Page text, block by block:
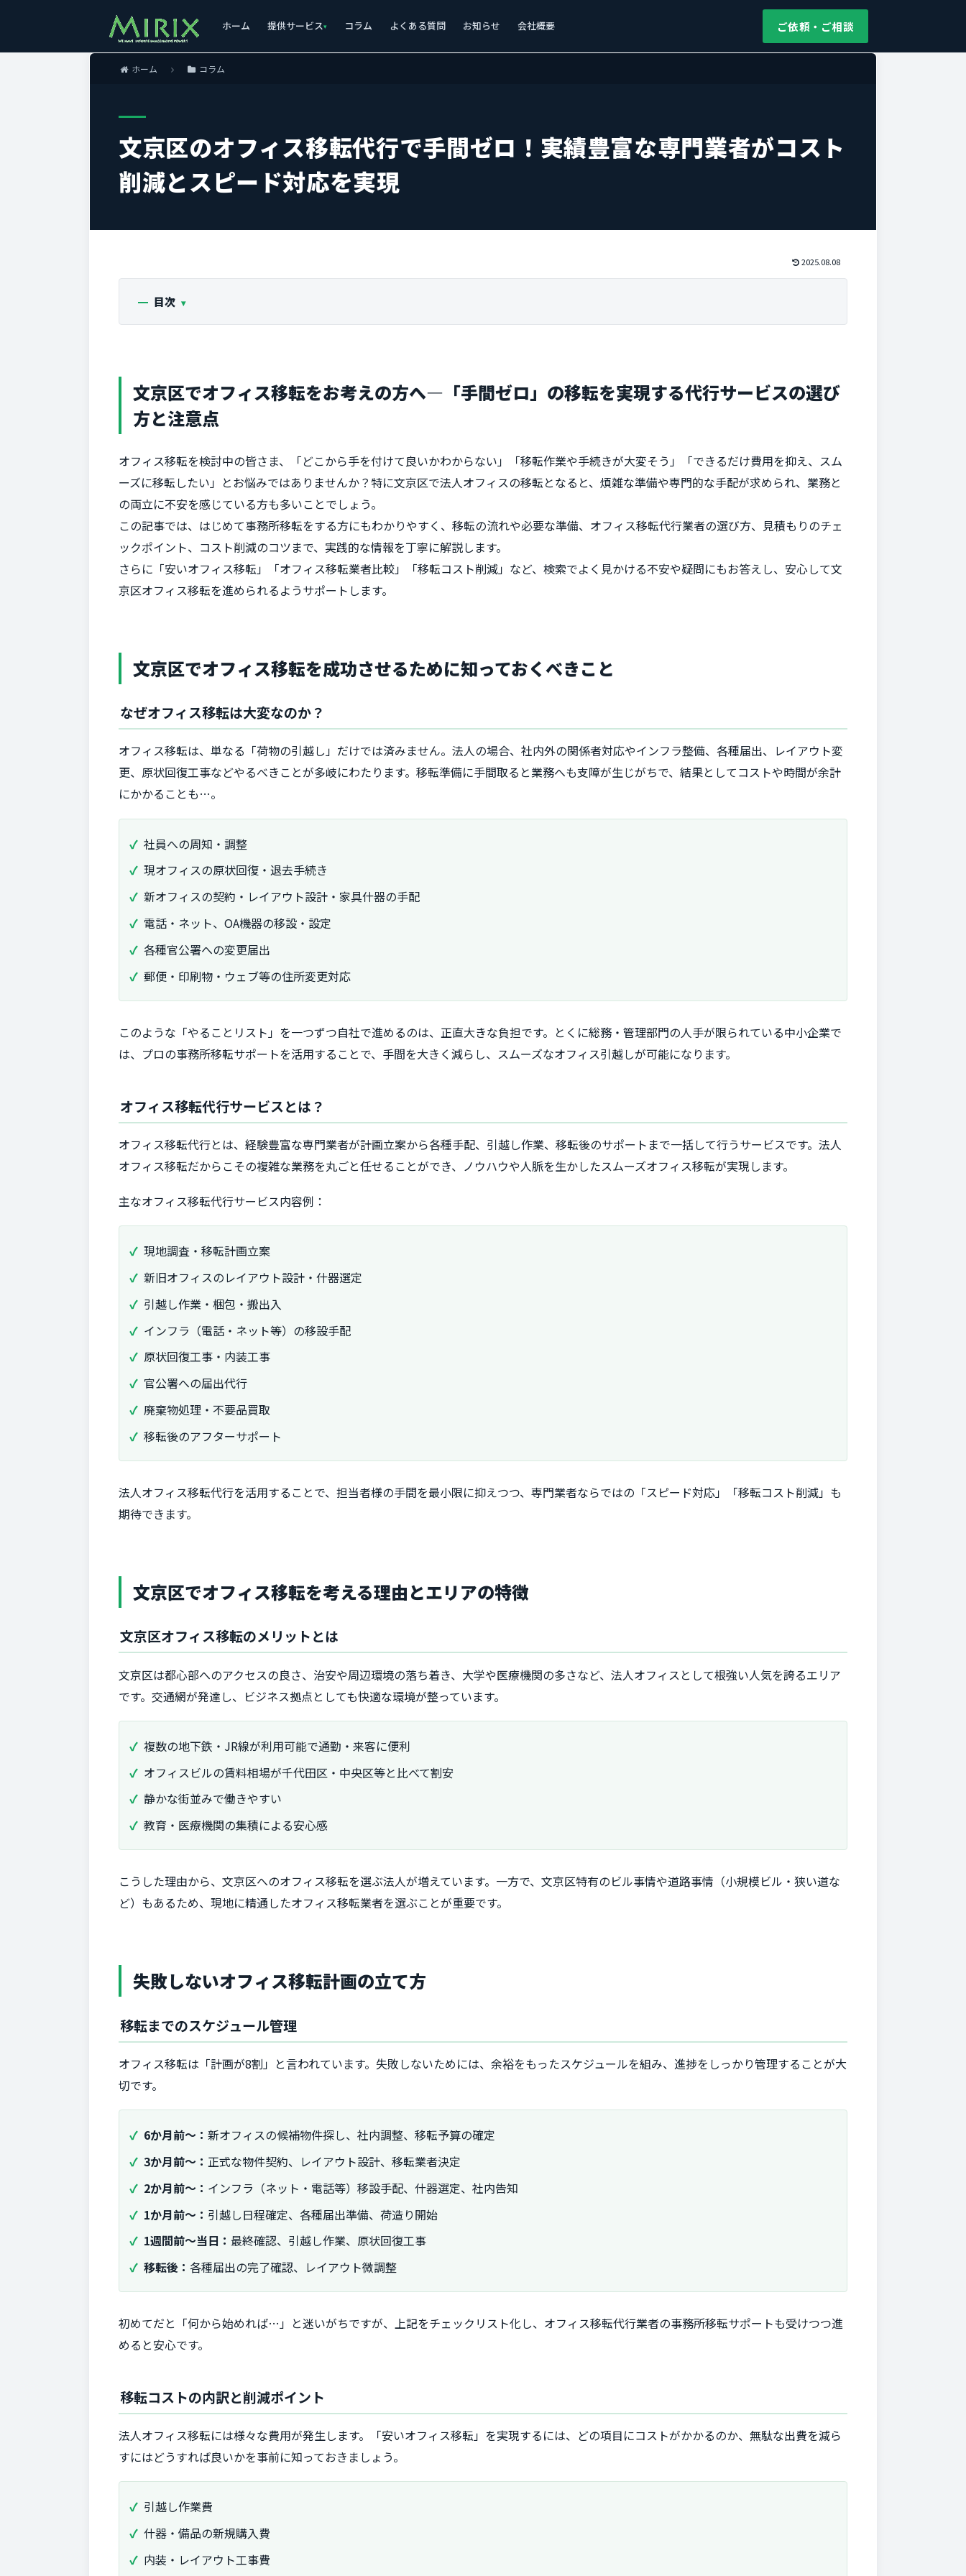
ご依頼・ご相談
ホーム 提供サービス コラム よくある質問 お知らせ 会社概要
ホーム コラム
文京区のオフィス移転代行で手間ゼロ！実績豊富な専門業者がコスト
削減とスピード対応を実現
2025.08.08
目次
文京区でオフィス移転をお考えの方へ—「手間ゼロ」の移転を実現する代行サービスの選び
方と注意点
オフィス移転を検討中の皆さま、「どこから手を付けて良いかわからない」「移転作業や手続きが大変そう」「できるだけ費用を抑え、スム
ーズに移転したい」とお悩みではありませんか？特に文京区で法人オフィスの移転となると、煩雑な準備や専門的な手配が求められ、業務と
の両立に不安を感じている方も多いことでしょう。
この記事では、はじめて事務所移転をする方にもわかりやすく、移転の流れや必要な準備、オフィス移転代行業者の選び方、見積もりのチェ
ックポイント、コスト削減のコツまで、実践的な情報を丁寧に解説します。
さらに「安いオフィス移転」「オフィス移転業者比較」「移転コスト削減」など、検索でよく見かける不安や疑問にもお答えし、安心して文
京区オフィス移転を進められるようサポートします。
文京区でオフィス移転を成功させるために知っておくべきこと
なぜオフィス移転は大変なのか？
オフィス移転は、単なる「荷物の引越し」だけでは済みません。法人の場合、社内外の関係者対応やインフラ整備、各種届出、レイアウト変
更、原状回復工事などやるべきことが多岐にわたります。移転準備に手間取ると業務へも支障が生じがちで、結果としてコストや時間が余計
にかかることも…。
社員への周知・調整
現オフィスの原状回復・退去手続き
新オフィスの契約・レイアウト設計・家具什器の手配
電話・ネット、OA機器の移設・設定
各種官公署への変更届出
郵便・印刷物・ウェブ等の住所変更対応
このような「やることリスト」を一つずつ自社で進めるのは、正直大きな負担です。とくに総務・管理部門の人手が限られている中小企業で
は、プロの事務所移転サポートを活用することで、手間を大きく減らし、スムーズなオフィス引越しが可能になります。
オフィス移転代行サービスとは？
オフィス移転代行とは、経験豊富な専門業者が計画立案から各種手配、引越し作業、移転後のサポートまで一括して行うサービスです。法人
オフィス移転だからこその複雑な業務を丸ごと任せることができ、ノウハウや人脈を生かしたスムーズオフィス移転が実現します。
主なオフィス移転代行サービス内容例：
現地調査・移転計画立案
新旧オフィスのレイアウト設計・什器選定
引越し作業・梱包・搬出入
インフラ（電話・ネット等）の移設手配
原状回復工事・内装工事
官公署への届出代行
廃棄物処理・不要品買取
移転後のアフターサポート
法人オフィス移転代行を活用することで、担当者様の手間を最小限に抑えつつ、専門業者ならではの「スピード対応」「移転コスト削減」も
期待できます。
文京区でオフィス移転を考える理由とエリアの特徴
文京区オフィス移転のメリットとは
文京区は都心部へのアクセスの良さ、治安や周辺環境の落ち着き、大学や医療機関の多さなど、法人オフィスとして根強い人気を誇るエリア
です。交通網が発達し、ビジネス拠点としても快適な環境が整っています。
複数の地下鉄・JR線が利用可能で通勤・来客に便利
オフィスビルの賃料相場が千代田区・中央区等と比べて割安
静かな街並みで働きやすい
教育・医療機関の集積による安心感
こうした理由から、文京区へのオフィス移転を選ぶ法人が増えています。一方で、文京区特有のビル事情や道路事情（小規模ビル・狭い道な
ど）もあるため、現地に精通したオフィス移転業者を選ぶことが重要です。
失敗しないオフィス移転計画の立て方
移転までのスケジュール管理
オフィス移転は「計画が8割」と言われています。失敗しないためには、余裕をもったスケジュールを組み、進捗をしっかり管理することが大
切です。
6か月前～： 新オフィスの候補物件探し、社内調整、移転予算の確定
3か月前～： 正式な物件契約、レイアウト設計、移転業者決定
2か月前～： インフラ（ネット・電話等）移設手配、什器選定、社内告知
1か月前～： 引越し日程確定、各種届出準備、荷造り開始
1週間前～当日： 最終確認、引越し作業、原状回復工事
移転後： 各種届出の完了確認、レイアウト微調整
初めてだと「何から始めれば…」と迷いがちですが、上記をチェックリスト化し、オフィス移転代行業者の事務所移転サポートも受けつつ進
めると安心です。
移転コストの内訳と削減ポイント
法人オフィス移転には様々な費用が発生します。「安いオフィス移転」を実現するには、どの項目にコストがかかるのか、無駄な出費を減ら
すにはどうすれば良いかを事前に知っておきましょう。
引越し作業費
什器・備品の新規購入費
内装・レイアウト工事費